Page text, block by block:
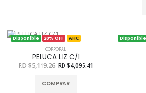
Disponible 20% OFF
AHC
CORPORAL
PELUCA LIZ C/1
RD $5,119.26 RD $4,095.41
COMPRAR
Disponible